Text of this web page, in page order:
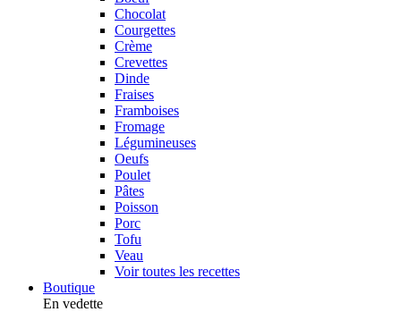
Chocolat
Courgettes
Crème
Crevettes
Dinde
Fraises
Framboises
Fromage
Légumineuses
Oeufs
Poulet
Pâtes
Poisson
Porc
Tofu
Veau
Voir toutes les recettes
Boutique
En vedette